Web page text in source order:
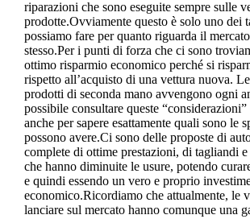
riparazioni che sono eseguite sempre sulle
prodotte.Ovviamente questo è solo uno dei
possiamo fare per quanto riguarda il
stesso.Per i punti di forza che ci sono
ottimo risparmio economico perché si
rispetto all’acquisto di una vettura nuova.
prodotti di seconda mano avvengono ogni
possibile consultare queste
anche per sapere esattamente quali sono le
possono avere.Ci sono delle proposte di
complete di ottime prestazioni, di tagliandi
che hanno diminuite le usure, potendo
e quindi essendo un vero e proprio
economico.Ricordiamo che attualmente, le
lanciare sul mercato hanno comunque una